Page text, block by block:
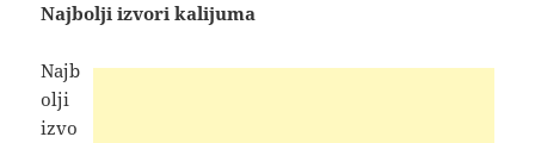
Najbolji izvori kalijuma
Najb
olji
izvo